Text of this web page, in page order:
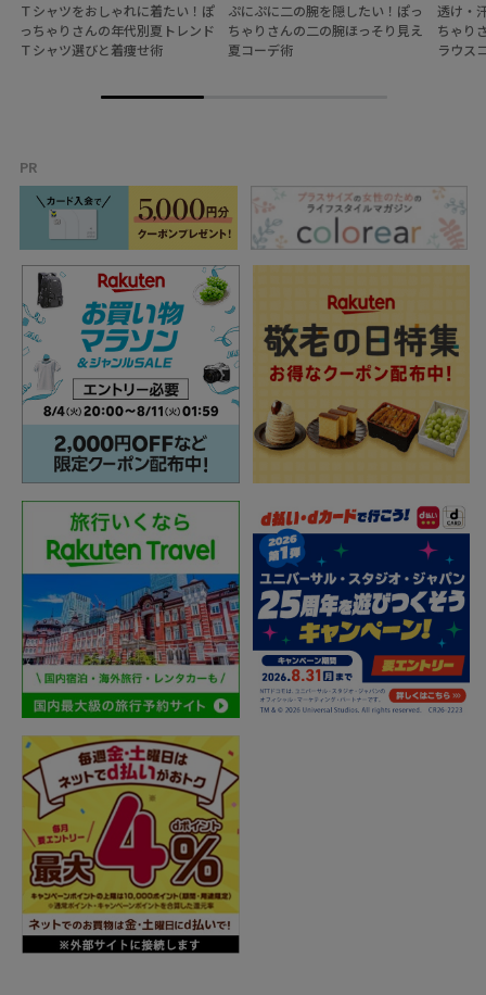
Ｔシャツをおしゃれに着たい！ぽ
っちゃりさんの年代別夏トレンド
Ｔシャツ選びと着痩せ術
ぷにぷに二の腕を隠したい！ぽっ
ちゃりさんの二の腕ほっそり見え
夏コーデ術
透け・
ちゃり
ラウス
PR